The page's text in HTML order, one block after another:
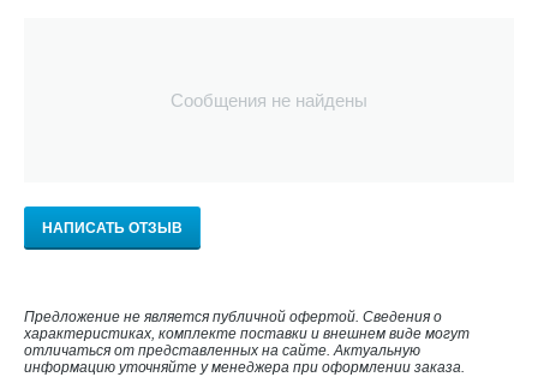
Сообщения не найдены
НАПИСАТЬ ОТЗЫВ
Предложение не является публичной офертой. Сведения о
характеристиках, комплекте поставки и внешнем виде могут
отличаться от представленных на сайте. Актуальную
информацию уточняйте у менеджера при оформлении заказа.